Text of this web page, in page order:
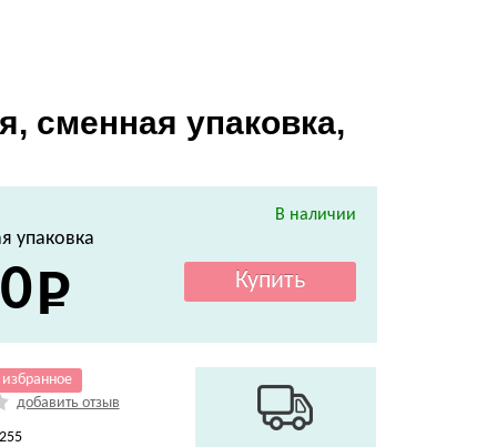
сменная упаковка,
В наличии
упаковка
добавить отзыв